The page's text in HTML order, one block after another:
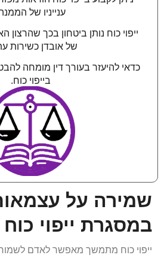
ענייניו של
ייפוי כוח נותן ביטחון בכך שהרצון
של אובדן כשירות
כדאי להיעזר בעורך דין מומחה
בייפוי כוח.
שמירה על
במסגרת ייפוי
ייפוי כוח מתמשך מאפשר לאדם